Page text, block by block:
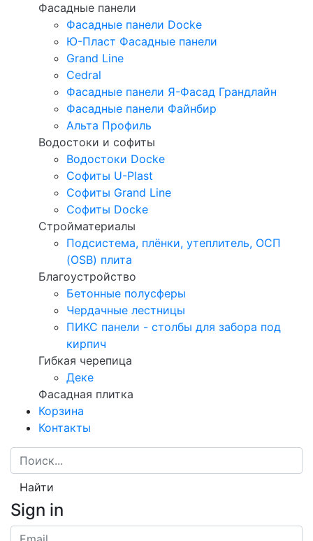
Фасадные панели
Фасадные панели Docke
Ю-Пласт Фасадные панели
Grand Line
Cedral
Фасадные панели Я-Фасад Грандлайн
Фасадные панели Файнбир
Альта Профиль
Водостоки и софиты
Водостоки Docke
Софиты U-Plast
Софиты Grand Line
Софиты Docke
Стройматериалы
Подсистема, плёнки, утеплитель, ОСП
(OSB) плита
Благоустройство
Бетонные полусферы
Чердачные лестницы
ПИКС панели - столбы для забора под
кирпич
Гибкая черепица
Деке
Фасадная плитка
Корзина
Контакты
Найти
Sign in